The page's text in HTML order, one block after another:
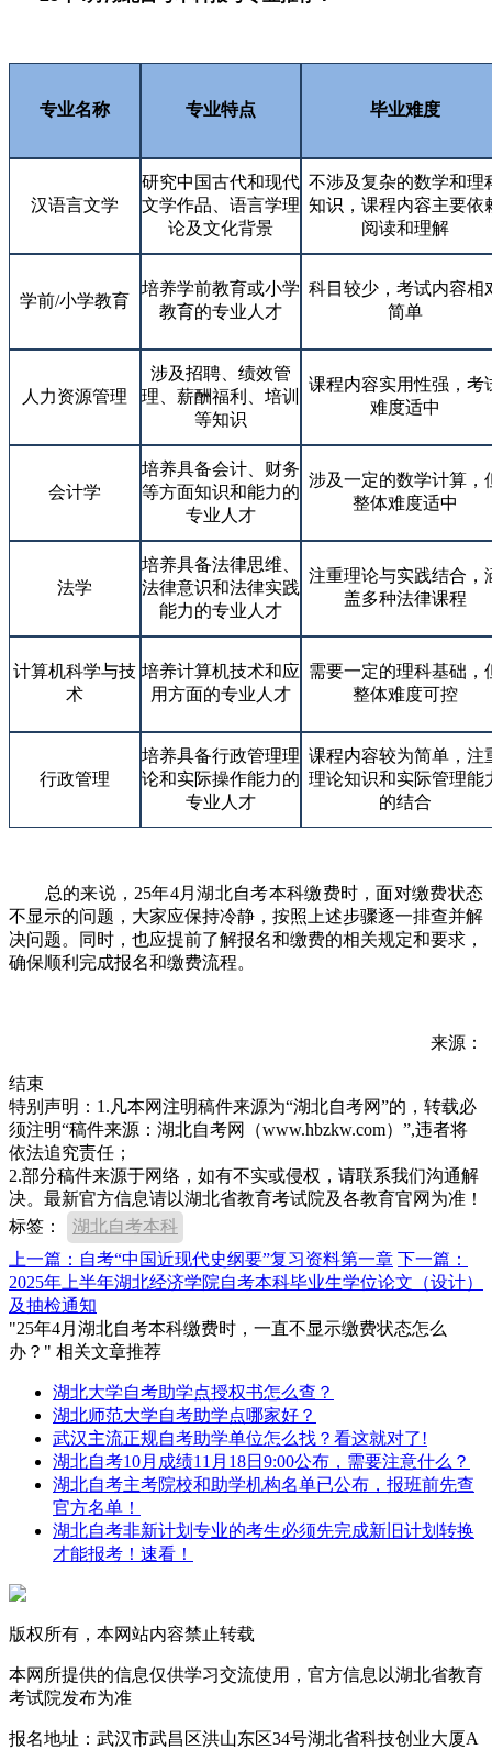
专业名称 专业特点 毕业难度
汉语言文学
研究中国古代和现代
文学作品、语言学理
论及文化背景
不涉及复杂的数学和理
知识，课程内容主要依
阅读和理解
学前/小学教育
培养学前教育或小学
教育的专业人才
科目较少，考试内容相
简单
人力资源管理
涉及招聘、绩效管
理、薪酬福利、培训
等知识
课程内容实用性强，考
难度适中
会计学
培养具备会计、财务
等方面知识和能力的
专业人才
涉及一定的数学计算，
整体难度适中
法学
培养具备法律思维、
法律意识和法律实践
能力的专业人才
注重理论与实践结合，
盖多种法律课程
计算机科学与技
术
培养计算机技术和应
用方面的专业人才
需要一定的理科基础，
整体难度可控
行政管理
培养具备行政管理理
论和实际操作能力的
专业人才
课程内容较为简单，注
理论知识和实际管理能
的结合
总的来说，25年4月湖北自考本科缴费时，面对缴费状态
不显示的问题，大家应保持冷静，按照上述步骤逐一排查并解
决问题。同时，也应提前了解报名和缴费的相关规定和要求，
确保顺利完成报名和缴费流程。
来源：
结束
特别声明：1.凡本网注明稿件来源为“湖北自考网”的，转载必
须注明“稿件来源：湖北自考网（www.hbzkw.com）”,违者将
依法追究责任；
2.部分稿件来源于网络，如有不实或侵权，请联系我们沟通解
决。最新官方信息请以湖北省教育考试院及各教育官网为准！
标签：
湖北自考本科
上一篇：自考“中国近现代史纲要”复习资料第一章 下一篇：
2025年上半年湖北经济学院自考本科毕业生学位论文（设计）
及抽检通知
"25年4月湖北自考本科缴费时，一直不显示缴费状态怎么
办？" 相关文章推荐
湖北大学自考助学点授权书怎么查？
湖北师范大学自考助学点哪家好？
武汉主流正规自考助学单位怎么找？看这就对了!
湖北自考10月成绩11月18日9:00公布，需要注意什么？
湖北自考主考院校和助学机构名单已公布，报班前先查
官方名单！
湖北自考非新计划专业的考生必须先完成新旧计划转换
才能报考！速看！
版权所有，本网站内容禁止转载
本网所提供的信息仅供学习交流使用，官方信息以湖北省教育
考试院发布为准
报名地址：武汉市武昌区洪山东区34号湖北省科技创业大厦A